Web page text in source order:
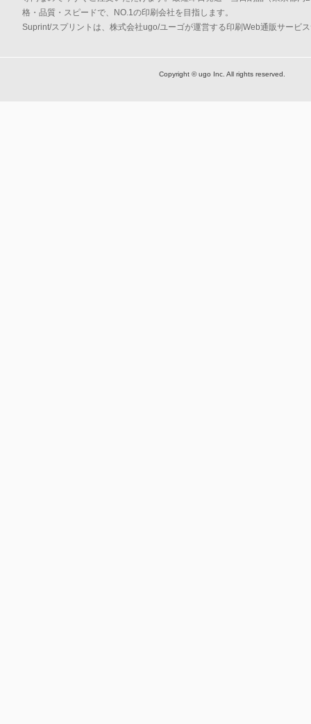
格・品質・スピードで、NO.1の印刷会社を目指します。
Suprint/スプリントは、株式会社ugo/ユーゴが運営する印刷Web通販サービ
Copyright © ugo Inc. All rights reserved.